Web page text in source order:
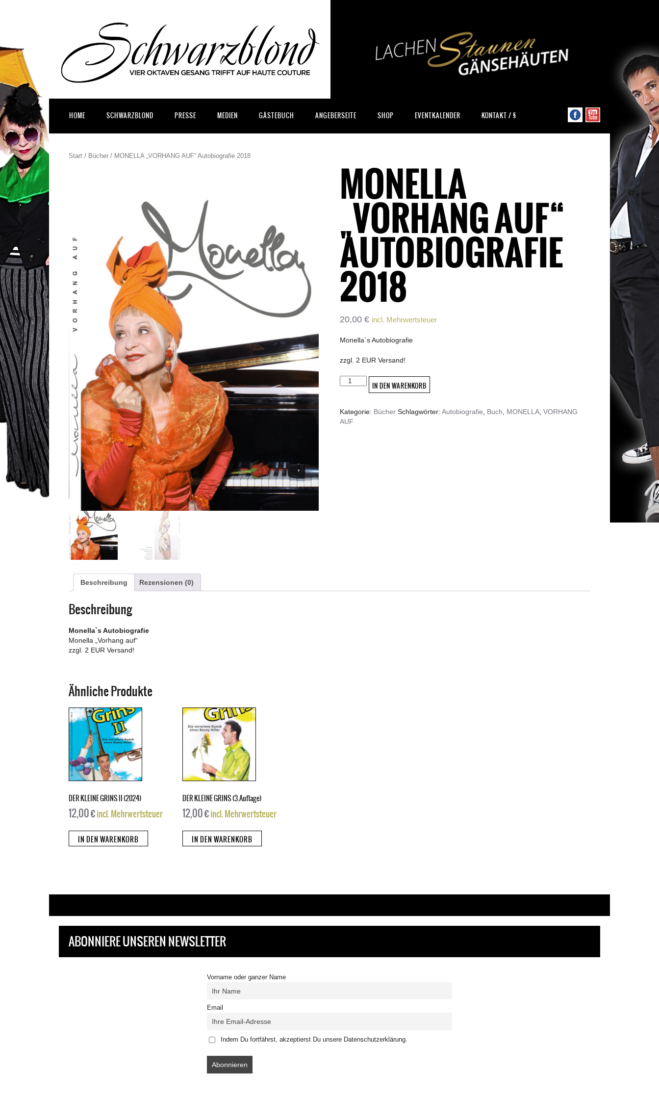
HOME SCHWARZBLOND PRESSE MEDIEN GÄSTEBUCH ANGEBERSEITE SHOP EVENTKALENDER KONTAKT / §
Start / Bücher / MONELLA „VORHANG AUF“ Autobiografie 2018
MONELLA
„VORHANG AUF“
AUTOBIOGRAFIE
2018
20,00€ incl. Mehrwertsteuer
Monella`s Autobiografie
zzgl. 2 EUR Versand!
MONELLA
„VORHANG
Autobiografie
2018
IN DEN WARENKORB
Kategorie: Bücher Schlagwörter:Autobiografie Buch MONELLA ,VORHANG
AUF
Beschreibung Rezensionen (0)
Beschreibung
Monella`s Autobiografie
Monella „Vorhang auf“
zzgl. 2 EUR Versand!
Ähnliche Produkte
DER KLEINE GRINS II (2024)
12,00€incl. Mehrwertsteuer
IN DEN WARENKORB
DER KLEINE GRINS (3.Auflage)
12,00€incl. Mehrwertsteuer
IN DEN WARENKORB
ABONNIERE UNSEREN NEWSLETTER
Vorname oder ganzer Name
Email
Indem Du fortfährst, akzeptierst Du unsere Datenschutzerklärung.